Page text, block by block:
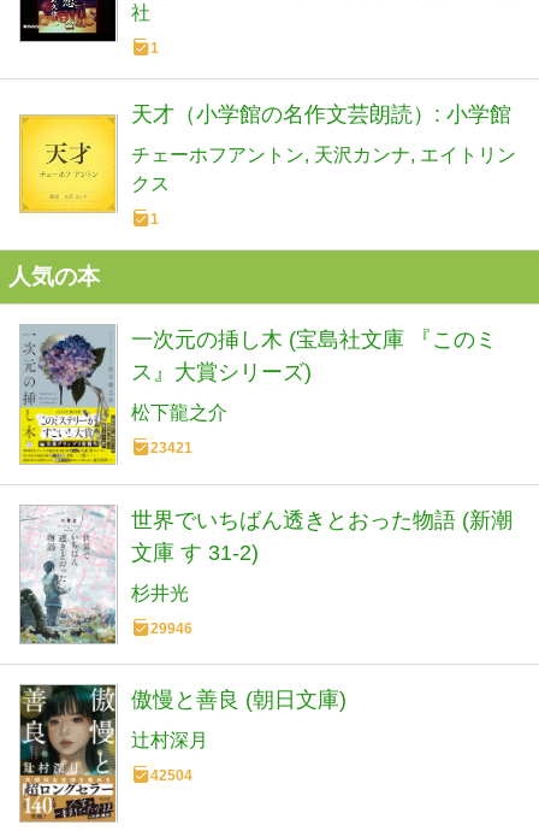
社
1
天才（小学館の名作文芸朗読）: 小学館
チェーホフアントン 天沢カンナ エイトリン
クス
1
人気の本
一次元の挿し木 (宝島社文庫 『このミ
ス』大賞シリーズ)
松下龍之介
23421
世界でいちばん透きとおった物語 (新潮
文庫 す 31-2)
杉井光
29946
傲慢と善良 (朝日文庫)
辻村深月
42504